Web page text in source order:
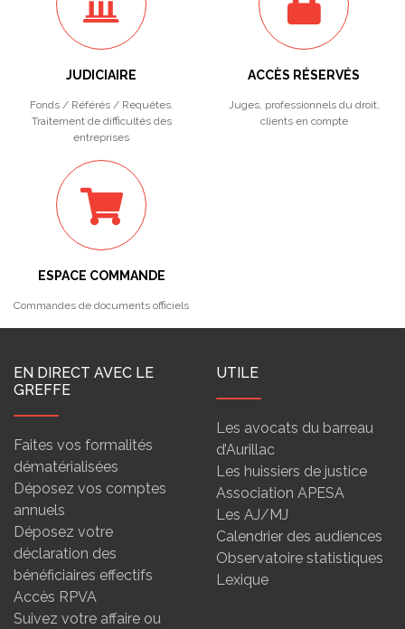
JUDICIAIRE
Fonds / Référés / Requêtes.
Traitement de difficultés des
entreprises
ACCÈS RÉSERVÉS
Juges, professionnels du droit,
clients en compte
ESPACE COMMANDE
Commandes de documents officiels
EN DIRECT AVEC LE
GREFFE
Faites vos formalités
dématérialisées
Déposez vos comptes
annuels
Déposez votre
déclaration des
bénéficiaires effectifs
Accès RPVA
Suivez votre affaire ou
UTILE
Les avocats du barreau
d’Aurillac
Les huissiers de justice
Association APESA
Les AJ/MJ
Calendrier des audiences
Observatoire statistiques
Lexique